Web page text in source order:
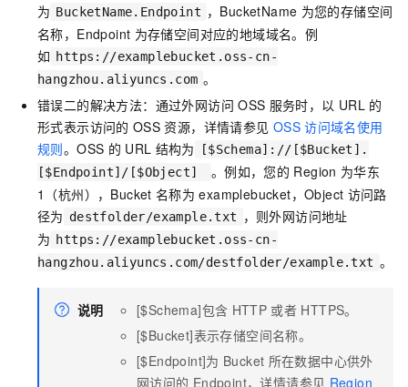
为 BucketName.Endpoint ，BucketName 为您的存储空间
名称，Endpoint 为存储空间对应的地域域名。例
如 https://examplebucket.oss-cn-
hangzhou.aliyuncs.com 。
错误二的解决方法：通过外网访问 OSS 服务时，以 URL 的
形式表示访问的 OSS 资源，详情请参见 OSS 访问域名使用
规则。OSS 的 URL 结构为
[$Schema]://[$Bucket].
[$Endpoint]/[$Object]
。例如，您的 Region 为华东
1（杭州），Bucket 名称为 examplebucket，Object 访问路
径为 destfolder/example.txt
，则外网访问地址
为 https://examplebucket.oss-cn-
hangzhou.aliyuncs.com/destfolder/example.txt 。
说明 [$Schema]包含 HTTP 或者 HTTPS。
[$Bucket]表示存储空间名称。
[$Endpoint]为 Bucket 所在数据中心供外
网访问的 Endpoint，详情请参见 Region